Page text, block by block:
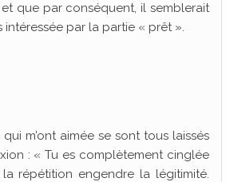
que par conséquent, il semblerait
intéressée par la partie « prêt ».
m’ont aimée se sont tous laissés
: « Tu es complètement cinglée
répétition engendre la légitimité.